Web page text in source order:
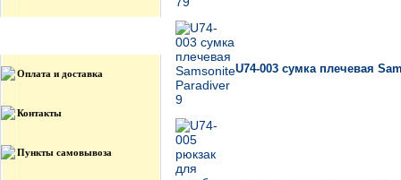
Оплата и доставка
Контакты
Пункты самовывоза
U74-003 сумка плечевая